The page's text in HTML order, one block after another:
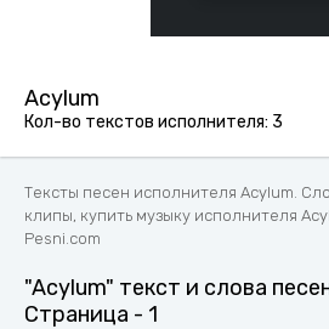
Acylum
Кол-во текстов исполнителя: 3
Тексты песен исполнителя Acylum.
клипы, купить музыку исполнителя
Pesni.com
"Acylum" текст и слова
Страница - 1